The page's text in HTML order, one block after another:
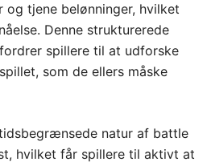
tjene belønninger, hvilket
Denne strukturerede
spillere til at udforske
som de ellers måske
natur af battle
hvilket får spillere til aktivt at